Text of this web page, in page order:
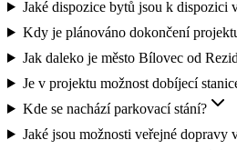
Jaké dispozice bytů jsou k dispozici
Kdy je plánováno dokončení
Jak daleko je město Bílovec od
Je v projektu možnost dobíjecí
Kde se nachází parkovací stání?
Jaké jsou možnosti veřejné dopravy